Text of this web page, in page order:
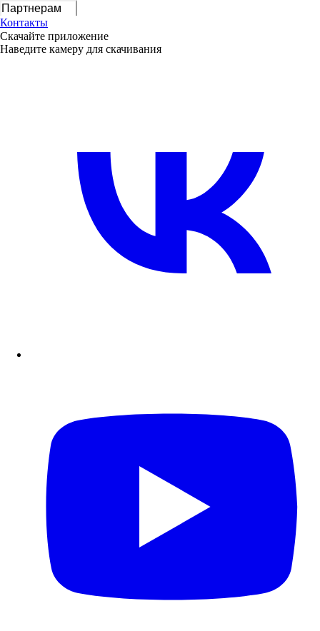
Партнерам
Контакты
Скачайте приложение
Наведите камеру для скачивания